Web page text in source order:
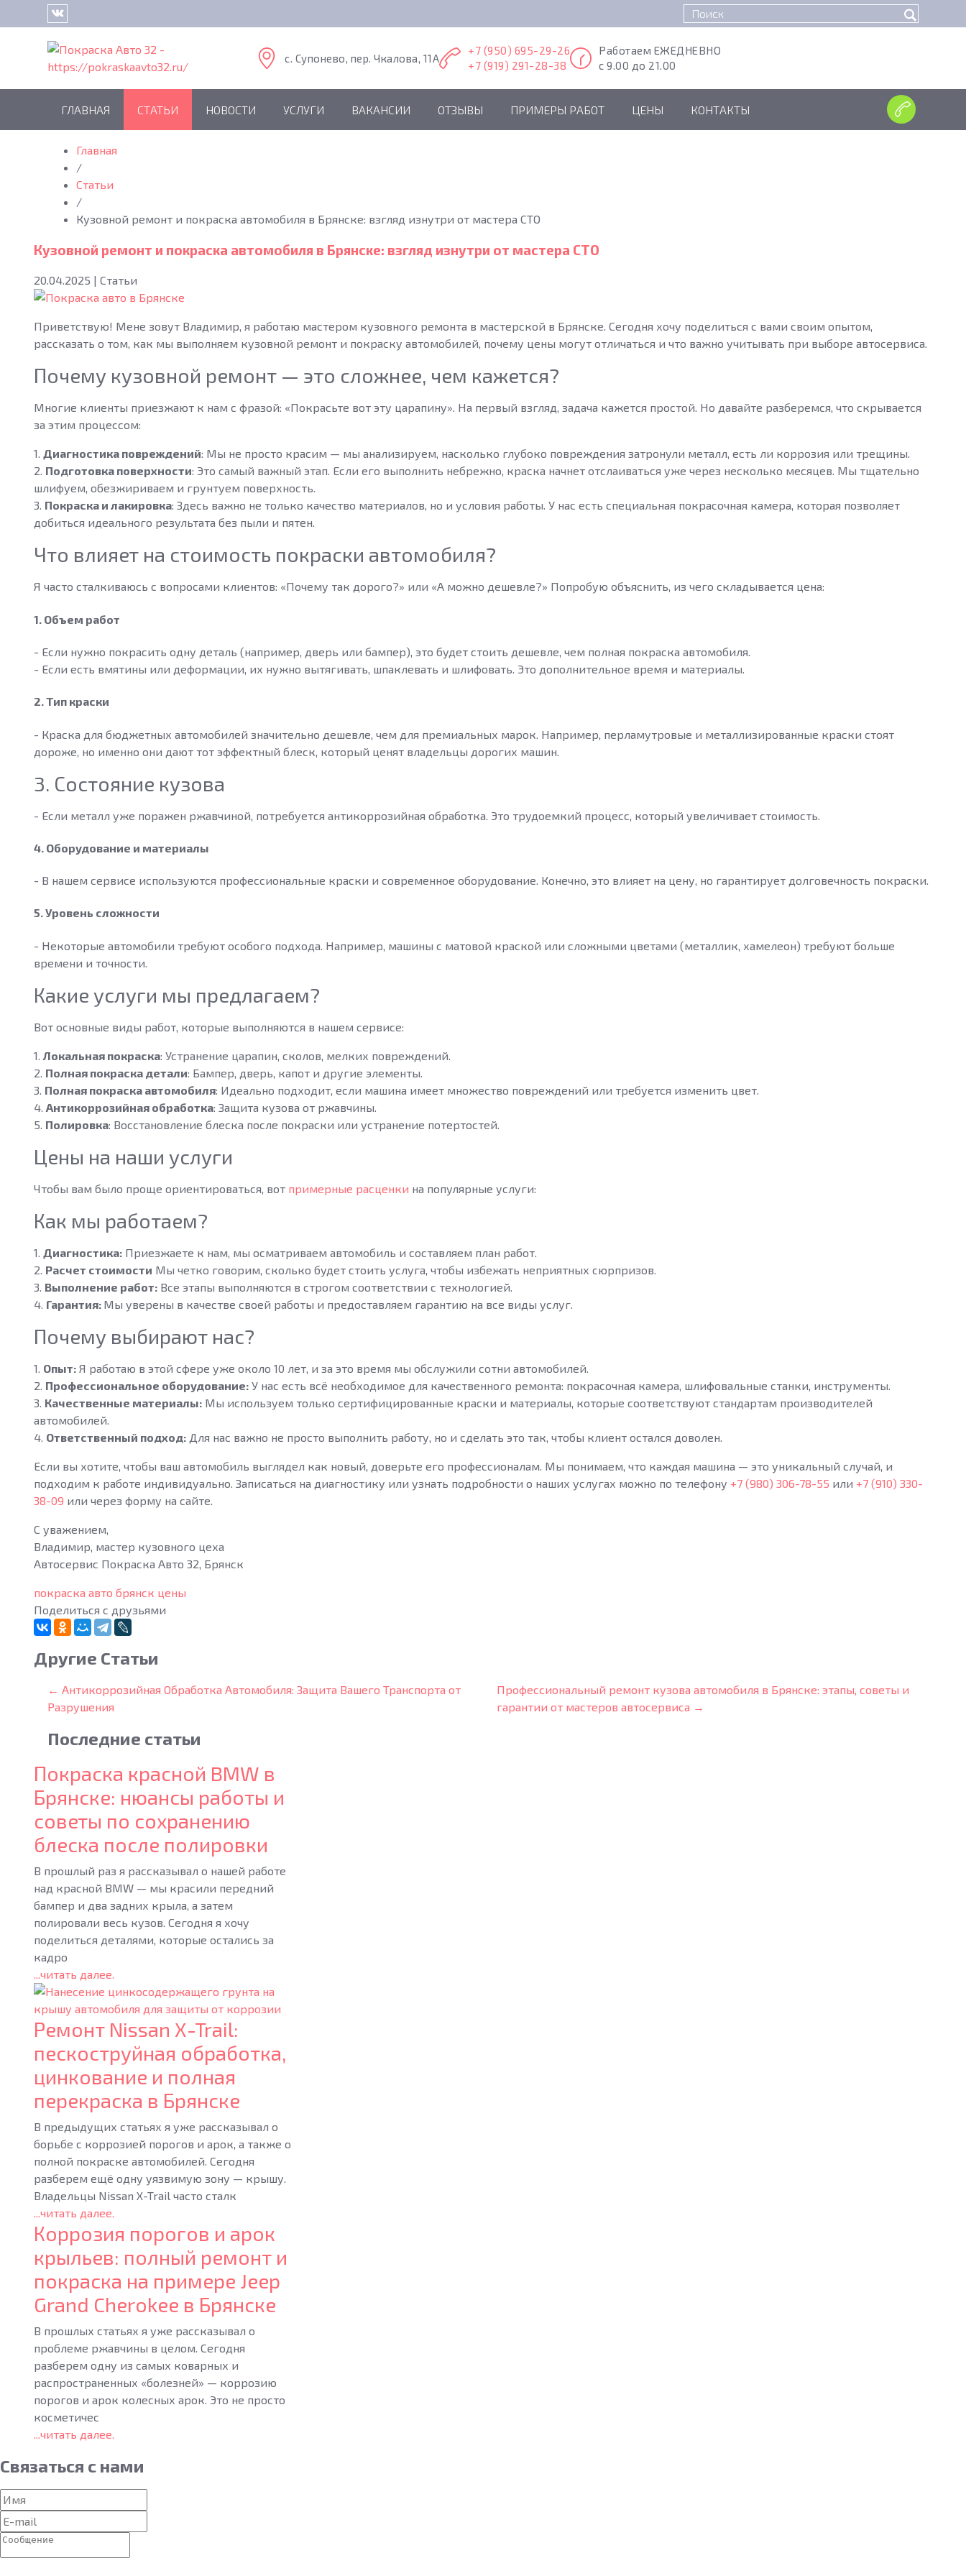
c. Супонево, пер. Чкалова, 11А
+7 (950) 695-29-26
+7 (919) 291-28-38
Работаем ЕЖЕДНЕВНО
с 9.00 до 21.00
ГЛАВНАЯ СТАТЬИ НОВОСТИ УСЛУГИ ВАКАНСИИ ОТЗЫВЫ ПРИМЕРЫ РАБОТ ЦЕНЫ КОНТАКТЫ
Главная
/
Статьи
/
Кузовной ремонт и покраска автомобиля в Брянске: взгляд изнутри от мастера СТО
Кузовной ремонт и покраска автомобиля в Брянске: взгляд изнутри от мастера СТО
20.04.2025 | Статьи
Приветствую! Мене зовут Владимир, я работаю мастером кузовного ремонта в мастерской в Брянске. Сегодня хочу поделиться с вами своим опытом,
рассказать о том, как мы выполняем кузовной ремонт и покраску автомобилей, почему цены могут отличаться и что важно учитывать при выборе автосервиса.
Почему кузовной ремонт — это сложнее, чем кажется?
Многие клиенты приезжают к нам с фразой: «Покрасьте вот эту царапину». На первый взгляд, задача кажется простой. Но давайте разберемся, что скрывается
за этим процессом:
1. Диагностика повреждений: Мы не просто красим — мы анализируем, насколько глубоко повреждения затронули металл, есть ли коррозия или трещины.
2. Подготовка поверхности: Это самый важный этап. Если его выполнить небрежно, краска начнет отслаиваться уже через несколько месяцев. Мы тщательно
шлифуем, обезжириваем и грунтуем поверхность.
3. Покраска и лакировка: Здесь важно не только качество материалов, но и условия работы. У нас есть специальная покрасочная камера, которая позволяет
добиться идеального результата без пыли и пятен.
Что влияет на стоимость покраски автомобиля?
Я часто сталкиваюсь с вопросами клиентов: «Почему так дорого?» или «А можно дешевле?» Попробую объяснить, из чего складывается цена:
1. Объем работ
- Если нужно покрасить одну деталь (например, дверь или бампер), это будет стоить дешевле, чем полная покраска автомобиля.
- Если есть вмятины или деформации, их нужно вытягивать, шпаклевать и шлифовать. Это дополнительное время и материалы.
2. Тип краски
- Краска для бюджетных автомобилей значительно дешевле, чем для премиальных марок. Например, перламутровые и металлизированные краски стоят
дороже, но именно они дают тот эффектный блеск, который ценят владельцы дорогих машин.
3. Состояние кузова
- Если металл уже поражен ржавчиной, потребуется антикоррозийная обработка. Это трудоемкий процесс, который увеличивает стоимость.
4. Оборудование и материалы
- В нашем сервисе используются профессиональные краски и современное оборудование. Конечно, это влияет на цену, но гарантирует долговечность покраски.
5. Уровень сложности
- Некоторые автомобили требуют особого подхода. Например, машины с матовой краской или сложными цветами (металлик, хамелеон) требуют больше
времени и точности.
Какие услуги мы предлагаем?
Вот основные виды работ, которые выполняются в нашем сервисе:
1. Локальная покраска: Устранение царапин, сколов, мелких повреждений.
2. Полная покраска детали: Бампер, дверь, капот и другие элементы.
3. Полная покраска автомобиля: Идеально подходит, если машина имеет множество повреждений или требуется изменить цвет.
4. Антикоррозийная обработка: Защита кузова от ржавчины.
5. Полировка: Восстановление блеска после покраски или устранение потертостей.
Цены на наши услуги
Чтобы вам было проще ориентироваться, вот примерные расценки на популярные услуги:
Как мы работаем?
1. Диагностика: Приезжаете к нам, мы осматриваем автомобиль и составляем план работ.
2. Расчет стоимости Мы четко говорим, сколько будет стоить услуга, чтобы избежать неприятных сюрпризов.
3. Выполнение работ: Все этапы выполняются в строгом соответствии с технологией.
4. Гарантия: Мы уверены в качестве своей работы и предоставляем гарантию на все виды услуг.
Почему выбирают нас?
1. Опыт: Я работаю в этой сфере уже около 10 лет, и за это время мы обслужили сотни автомобилей.
2. Профессиональное оборудование: У нас есть всё необходимое для качественного ремонта: покрасочная камера, шлифовальные станки, инструменты.
3. Качественные материалы: Мы используем только сертифицированные краски и материалы, которые соответствуют стандартам производителей
автомобилей.
4. Ответственный подход: Для нас важно не просто выполнить работу, но и сделать это так, чтобы клиент остался доволен.
Если вы хотите, чтобы ваш автомобиль выглядел как новый, доверьте его профессионалам. Мы понимаем, что каждая машина — это уникальный случай, и
подходим к работе индивидуально. Записаться на диагностику или узнать подробности о наших услугах можно по телефону +7 (980) 306-78-55 или +7 (910) 330-
38-09 или через форму на сайте.
С уважением,
Владимир, мастер кузовного цеха
Автосервис Покраска Авто 32, Брянск
покраска авто брянск цены
Поделиться с друзьями
Другие Статьи
← Антикоррозийная Обработка Автомобиля: Защита Вашего Транспорта от
Разрушения
Профессиональный ремонт кузова автомобиля в Брянске: этапы, советы и
гарантии от мастеров автосервиса →
Последние статьи
Покраска красной BMW в
Брянске: нюансы работы и
советы по сохранению
блеска после полировки
В прошлый раз я рассказывал о нашей работе
над красной BMW — мы красили передний
бампер и два задних крыла, а затем
полировали весь кузов. Сегодня я хочу
поделиться деталями, которые остались за
кадро
...читать далее.
Ремонт Nissan X-Trail:
пескоструйная обработка,
цинкование и полная
перекраска в Брянске
В предыдущих статьях я уже рассказывал о
борьбе с коррозией порогов и арок, а также о
полной покраске автомобилей. Сегодня
разберем ещё одну уязвимую зону — крышу.
Владельцы Nissan X-Trail часто сталк
...читать далее.
Коррозия порогов и арок
крыльев: полный ремонт и
покраска на примере Jeep
Grand Cherokee в Брянске
В прошлых статьях я уже рассказывал о
проблеме ржавчины в целом. Сегодня
разберем одну из самых коварных и
распространенных «болезней» — коррозию
порогов и арок колесных арок. Это не просто
косметичес
...читать далее.
Связаться с нами